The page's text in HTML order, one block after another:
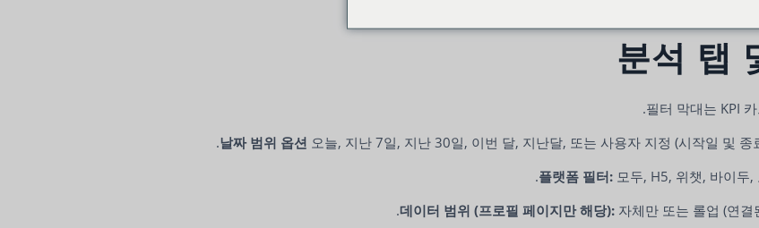
분석 탭
필터 막대는 KPI
날짜 범위 옵션 오늘, 지난 7일, 지난 30일, 이번 달, 지난달, 또는 사용자 지정 (시작일 및 종
플랫폼 필터: 모두, H5, 위챗, 바이두,
데이터 범위 (프로필 페이지만 해당): 자체만 또는 롤업 (연결